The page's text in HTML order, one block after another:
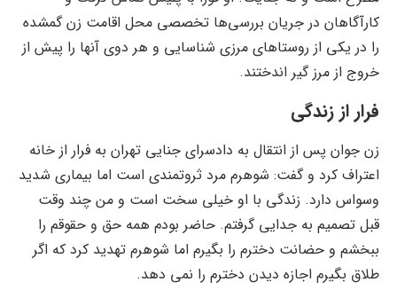
کارآگاهان در جریان بررسی‌ها تخصصی محل اقامت زن گمشده
را در یکی از روستاهای مرزی شناسایی و هر دوی آنها را پیش از
خروج از مرز گیر اندختند.
فرار از زندگی
زن جوان پس از انتقال به دادسرای جنایی تهران به فرار از خانه
اعتراف کرد و گفت: شوهرم مرد ثروتمندی است اما بیماری شدید
وسواس دارد. زندگی با او خیلی سخت است و من چند وقت
قبل تصمیم به جدایی گرفتم. حاضر بودم همه حق و حقوقم را
ببخشم و حضانت دخترم را بگیرم اما شوهرم تهدید کرد که اگر
طلاق بگیرم اجازه دیدن دخترم را نمی دهد.